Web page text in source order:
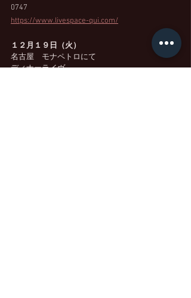
0747
https://www.livespace-qui.com/
１２月１９日（火）
名古屋　モナペトロにて
ディナーライヴ